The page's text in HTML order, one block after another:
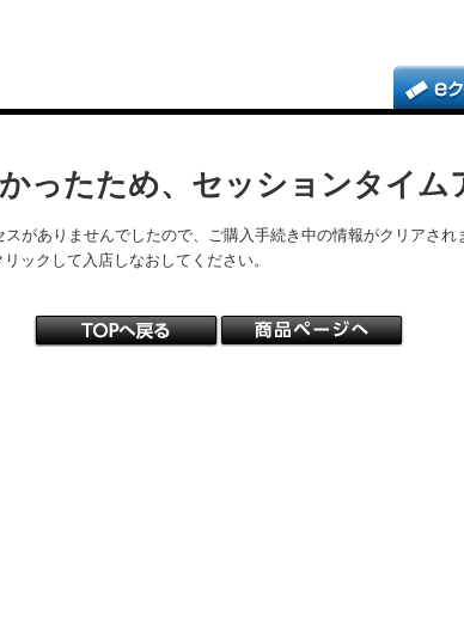
ったため、セッションタイム
がありませんでしたので、ご購入手続き中の情報がクリアされ
ックして入店しなおしてください。